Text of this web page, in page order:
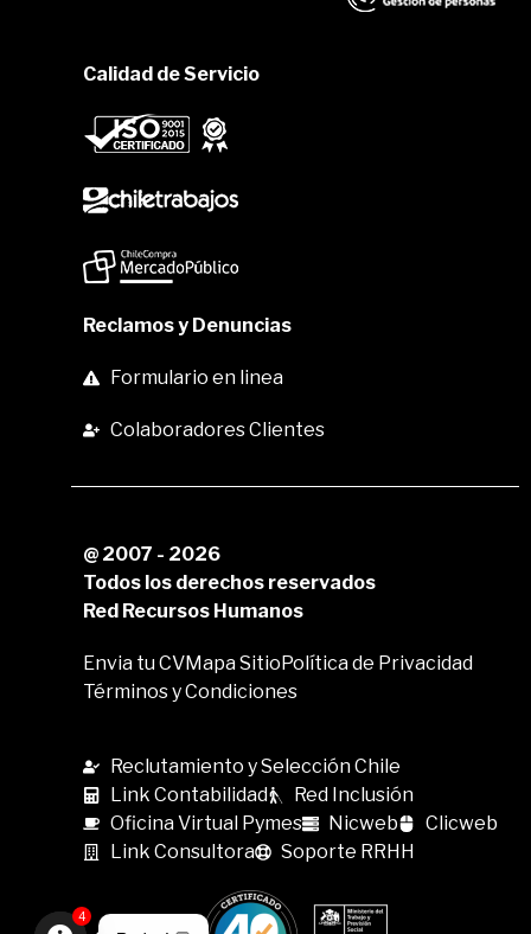
Calidad de Servicio
Reclamos y Denuncias
Formulario en linea
Colaboradores Clientes
@ 2007 - 2026
Todos los derechos reservados
Red Recursos Humanos
Envia tu CVMapa SitioPolítica de Privacidad
Términos y Condiciones
Reclutamiento y Selección Chile
Link Contabilidad
Red Inclusión
Oficina Virtual Pymes
Nicweb
Clicweb
Link Consultora
Soporte RRHH
4